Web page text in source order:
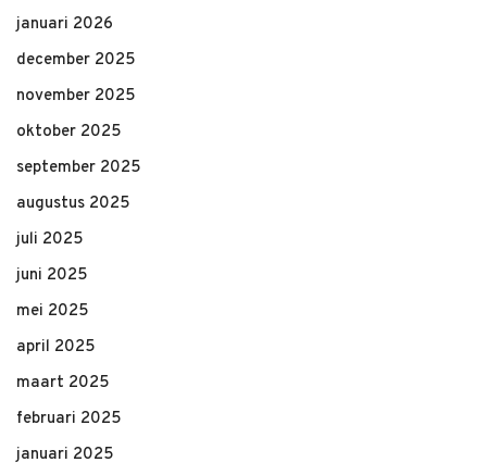
januari 2026
december 2025
november 2025
oktober 2025
september 2025
augustus 2025
juli 2025
juni 2025
mei 2025
april 2025
maart 2025
februari 2025
januari 2025